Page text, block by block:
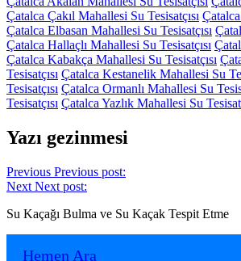
Çatalca Çakıl Mahallesi Su Tesisatçısı
Çatalca Elbasan Mahallesi Su Tesisatçısı
Çatalca Hallaçlı Mahallesi Su Tesisatçısı
Çatalca Kabakça Mahallesi Su Tesisatçısı
Tesisatçısı Çatalca Kestanelik Mahallesi Su
Tesisatçısı Çatalca Ormanlı Mahallesi Su
Tesisatçısı Çatalca Yazlık Mahallesi Su
Yazı gezinmesi
Previous Previous post:
Next Next post:
Su Kaçağı Bulma ve Su Kaçak Tespit Etme
Hemen Ara